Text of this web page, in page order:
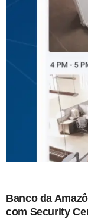
Banco da
com Security